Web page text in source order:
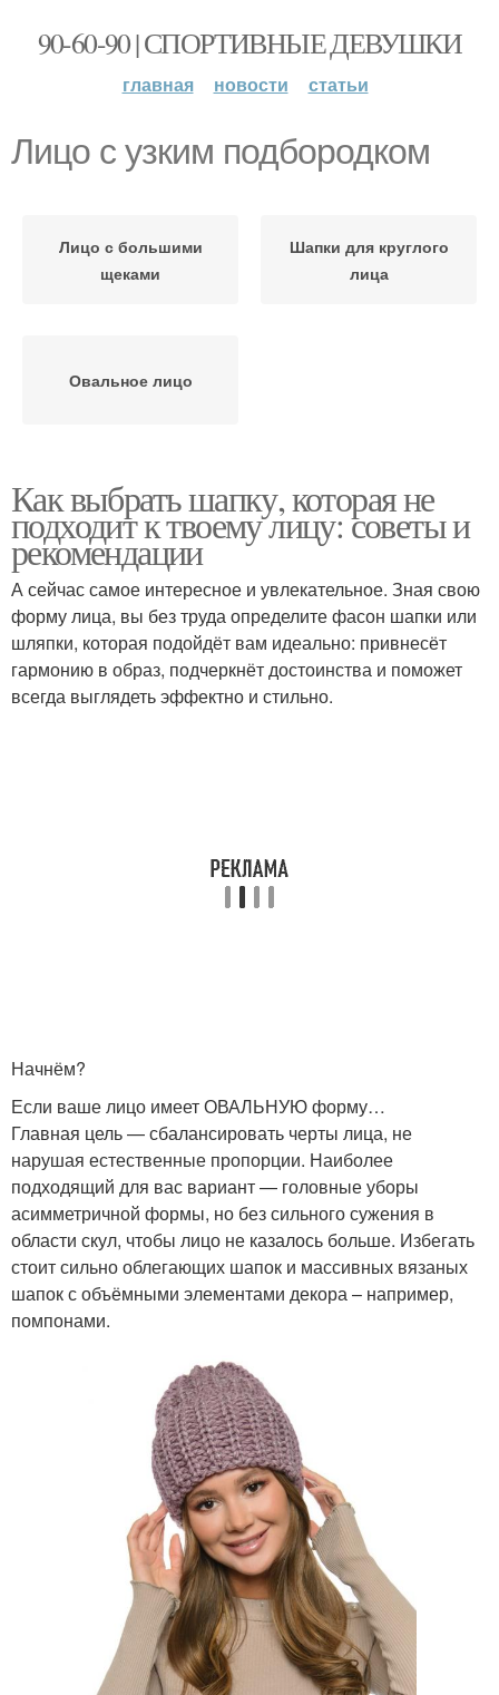
90-60-90 | СПОРТИВНЫЕ ДЕВУШКИ
главная новости статьи
Лицо с узким подбородком
Лицо с большими
щеками
Шапки для круглого
лица
Овальное лицо
Как выбрать шапку, которая не
подходит к твоему лицу: советы и
рекомендации
А сейчас самое интересное и увлекательное. Зная свою
форму лица, вы без труда определите фасон шапки или
шляпки, которая подойдёт вам идеально: привнесёт
гармонию в образ, подчеркнёт достоинства и поможет
всегда выглядеть эффектно и стильно.
Начнём?
Если ваше лицо имеет ОВАЛЬНУЮ форму…
Главная цель — сбалансировать черты лица, не
нарушая естественные пропорции. Наиболее
подходящий для вас вариант — головные уборы
асимметричной формы, но без сильного сужения в
области скул, чтобы лицо не казалось больше. Избегать
стоит сильно облегающих шапок и массивных вязаных
шапок с объёмными элементами декора – например,
помпонами.